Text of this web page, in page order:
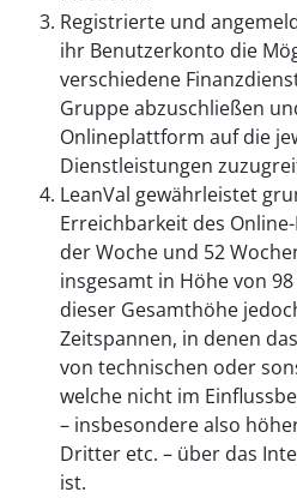
Registrierte und
ihr Benutzerkonto die
verschiedene
Gruppe abzuschließen
Onlineplattform auf die
Dienstleistungen
LeanVal gewährleistet
Erreichbarkeit des
der Woche und 52
insgesamt in Höhe von
dieser Gesamthöhe
Zeitspannen, in denen
von technischen oder
welche nicht im
– insbesondere also
Dritter etc. – über das
ist.